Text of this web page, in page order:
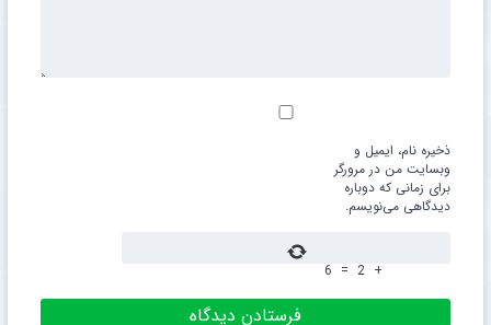
ذخیره نام، ایمیل و
وبسایت من در مرورگر
برای زمانی که دوباره
دیدگاهی می‌نویسم.
+
2
=
6